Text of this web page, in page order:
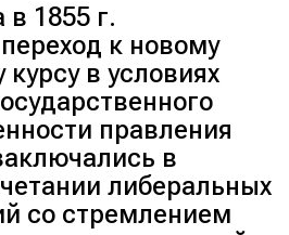
1855 г.
к новому
в условиях
правления
в
либеральных
со стремлением